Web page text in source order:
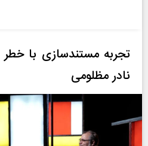
تجربه مستندسازی با
نادر مظلومی